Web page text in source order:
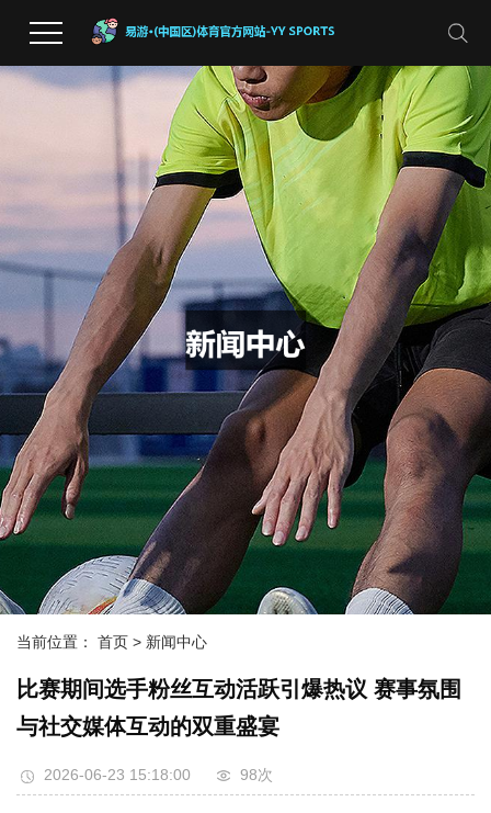
当前位置： 首页 > 新闻中心
比赛期间选手粉丝互动活跃引爆热议 赛事氛围
与社交媒体互动的双重盛宴
2026-06-23 15:18:00 98次